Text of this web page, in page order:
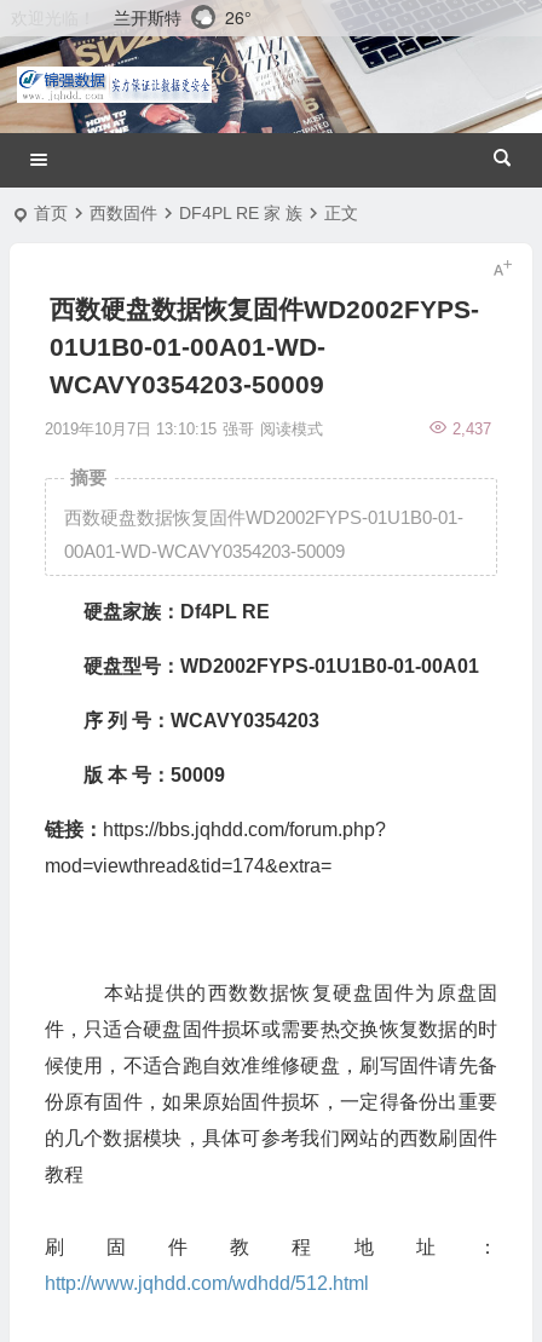
兰开斯特 26°
首页 西数固件 DF4PL RE 家 族 正文
西数硬盘数据恢复固件WD2002FYPS-
01U1B0-01-00A01-WD-
WCAVY0354203-50009
2019年10月7日 13:10:15 强哥 2,437
阅读模式
摘要
西数硬盘数据恢复固件WD2002FYPS-01U1B0-01-
00A01-WD-WCAVY0354203-50009
硬盘家族：Df4PL RE
硬盘型号： WD2002FYPS-01U1B0-01-00A01
序 列 号： WCAVY0354203
版 本 号： 50009
链接： https://bbs.jqhdd.com/forum.php?
mod=viewthread&tid=174&extra=
本站提供的西数数据恢复硬盘固件为原盘固
件，只适合硬盘固件损坏或需要热交换恢复数据的时
候使用，不适合跑自效准维修硬盘，刷写固件请先备
份原有固件，如果原始固件损坏，一定得备份出重要
的几个数据模块，具体可参考我们网站的西数刷固件
教程
刷固件教程地址：
http://www.jqhdd.com/wdhdd/512.html